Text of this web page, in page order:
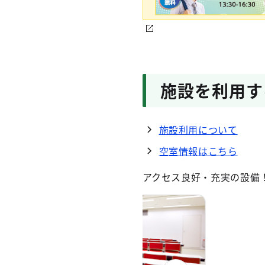
施設を利用
施設利用について
空室情報はこちら
アクセス良好・充実の設備